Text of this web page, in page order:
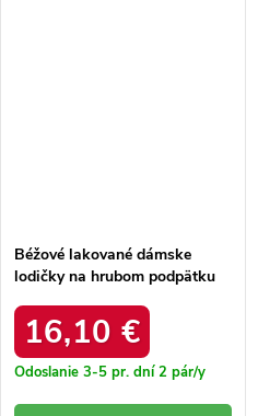
Béžové lakované dámske
lodičky na hrubom podpätku
16,10 €
Odoslanie 3-5 pr. dní2 pár/y